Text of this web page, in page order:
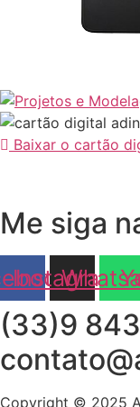
Baixar o cartão
Me siga
Instagram
(33)9
Copyright ©